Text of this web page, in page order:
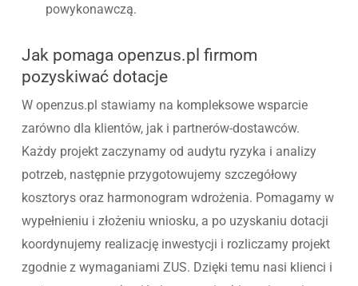
powykonawczą.
Jak pomaga openzus.pl firmom
pozyskiwać dotacje
W openzus.pl stawiamy na kompleksowe wsparcie
zarówno dla klientów, jak i partnerów-dostawców.
Każdy projekt zaczynamy od audytu ryzyka i analizy
potrzeb, następnie przygotowujemy szczegółowy
kosztorys oraz harmonogram wdrożenia. Pomagamy w
wypełnieniu i złożeniu wniosku, a po uzyskaniu dotacji
koordynujemy realizację inwestycji i rozliczamy projekt
zgodnie z wymaganiami ZUS. Dzięki temu nasi klienci i